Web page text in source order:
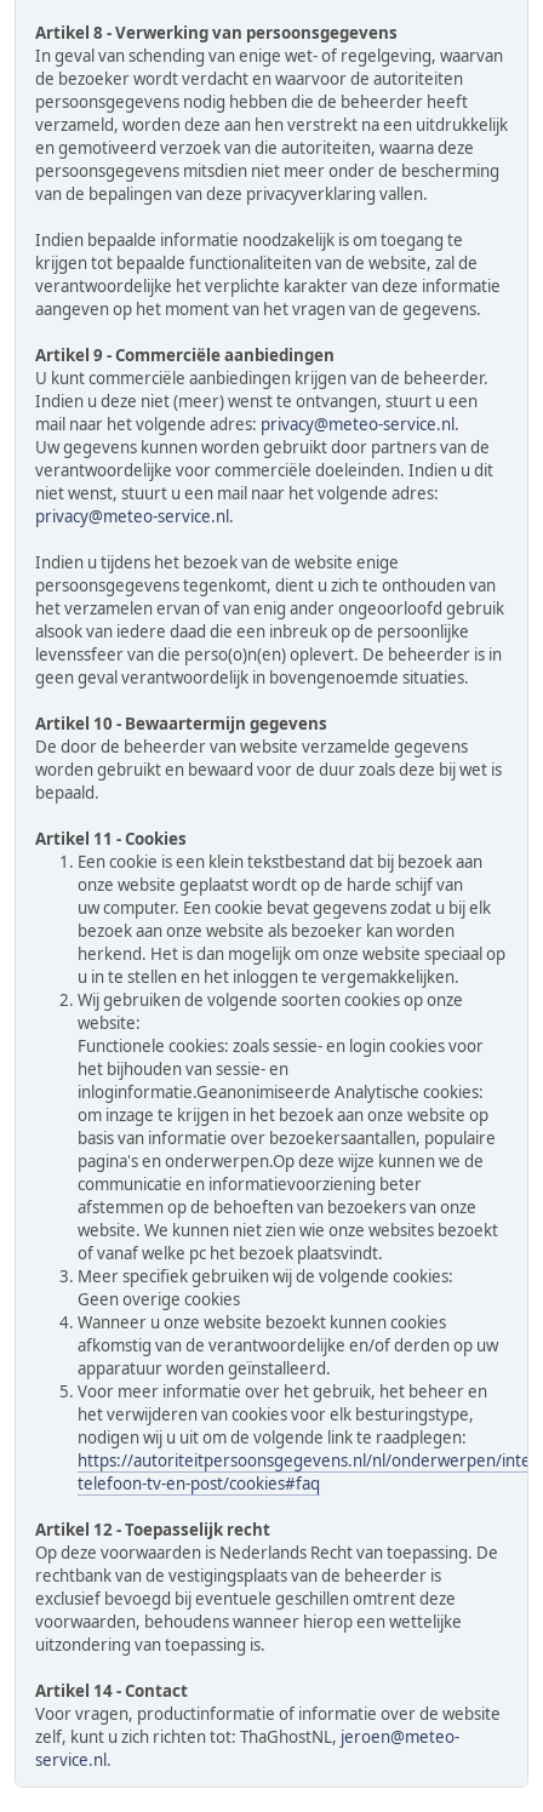
Artikel 8 - Verwerking van persoonsgegevens
In geval van schending van enige wet- of regelgeving, waarvan
de bezoeker wordt verdacht en waarvoor de autoriteiten
persoonsgegevens nodig hebben die de beheerder heeft
verzameld, worden deze aan hen verstrekt na een uitdrukkelijk
en gemotiveerd verzoek van die autoriteiten, waarna deze
persoonsgegevens mitsdien niet meer onder de bescherming
van de bepalingen van deze privacyverklaring vallen.
Indien bepaalde informatie noodzakelijk is om toegang te
krijgen tot bepaalde functionaliteiten van de website, zal de
verantwoordelijke het verplichte karakter van deze informatie
aangeven op het moment van het vragen van de gegevens.
Artikel 9 - Commerciële aanbiedingen
U kunt commerciële aanbiedingen krijgen van de beheerder.
Indien u deze niet (meer) wenst te ontvangen, stuurt u een
mail naar het volgende adres: privacy@meteo-service.nl .
Uw gegevens kunnen worden gebruikt door partners van de
verantwoordelijke voor commerciële doeleinden. Indien u dit
niet wenst, stuurt u een mail naar het volgende adres:
privacy@meteo-service.nl .
Indien u tijdens het bezoek van de website enige
persoonsgegevens tegenkomt, dient u zich te onthouden van
het verzamelen ervan of van enig ander ongeoorloofd gebruik
alsook van iedere daad die een inbreuk op de persoonlijke
levenssfeer van die perso(o)n(en) oplevert. De beheerder is in
geen geval verantwoordelijk in bovengenoemde situaties.
Artikel 10 - Bewaartermijn gegevens
De door de beheerder van website verzamelde gegevens
worden gebruikt en bewaard voor de duur zoals deze bij wet is
bepaald.
Artikel 11 - Cookies
Een cookie is een klein tekstbestand dat bij bezoek aan
onze website geplaatst wordt op de harde schijf van
uw computer. Een cookie bevat gegevens zodat u bij elk
bezoek aan onze website als bezoeker kan worden
herkend. Het is dan mogelijk om onze website speciaal op
u in te stellen en het inloggen te vergemakkelijken.
Wij gebruiken de volgende soorten cookies op onze
website:
Functionele cookies: zoals sessie- en login cookies voor
het bijhouden van sessie- en
inloginformatie.Geanonimiseerde Analytische cookies:
om inzage te krijgen in het bezoek aan onze website op
basis van informatie over bezoekersaantallen, populaire
pagina's en onderwerpen.Op deze wijze kunnen we de
communicatie en informatievoorziening beter
afstemmen op de behoeften van bezoekers van onze
website. We kunnen niet zien wie onze websites bezoekt
of vanaf welke pc het bezoek plaatsvindt.
Meer specifiek gebruiken wij de volgende cookies:
Geen overige cookies
Wanneer u onze website bezoekt kunnen cookies
afkomstig van de verantwoordelijke en/of derden op uw
apparatuur worden geïnstalleerd.
Voor meer informatie over het gebruik, het beheer en
het verwijderen van cookies voor elk besturingstype,
nodigen wij u uit om de volgende link te raadplegen:
https://autoriteitpersoonsgegevens.nl/nl/onderwerpen/
telefoon-tv-en-post/cookies#faq
Artikel 12 - Toepasselijk recht
Op deze voorwaarden is Nederlands Recht van toepassing. De
rechtbank van de vestigingsplaats van de beheerder is
exclusief bevoegd bij eventuele geschillen omtrent deze
voorwaarden, behoudens wanneer hierop een wettelijke
uitzondering van toepassing is.
Artikel 14 - Contact
Voor vragen, productinformatie of informatie over de website
zelf, kunt u zich richten tot: ThaGhostNL, jeroen@meteo-
service.nl .